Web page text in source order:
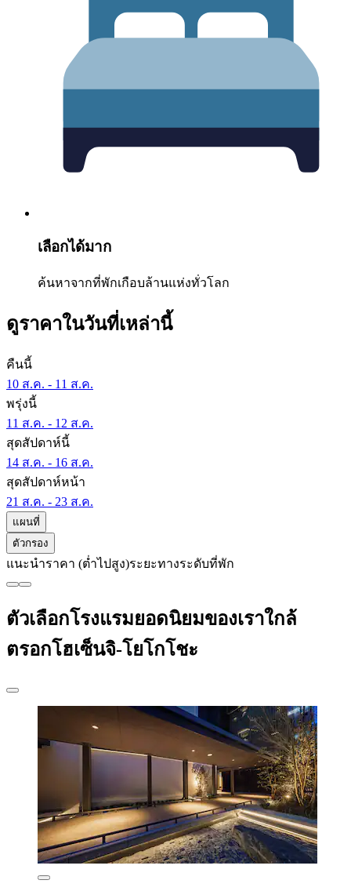
เลือกได้มาก
ค้นหาจากที่พักเกือบล้านแห่งทั่วโลก
ดูราคาในวันที่เหล่านี้
คืนนี้
10 ส.ค. - 11 ส.ค.
พรุ่งนี้
11 ส.ค. - 12 ส.ค.
สุดสัปดาห์นี้
14 ส.ค. - 16 ส.ค.
สุดสัปดาห์หน้า
21 ส.ค. - 23 ส.ค.
แผนที่
ตัวกรอง
แนะนำราคา (ต่ำไปสูง)ระยะทางระดับที่พัก
ตัวเลือกโรงแรมยอดนิยมของเราใกล้
ตรอกโฮเซ็นจิ-โยโกโชะ